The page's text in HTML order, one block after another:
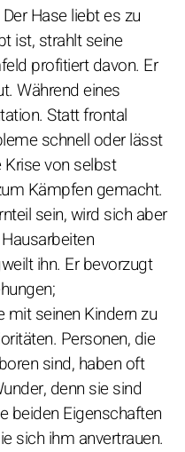
Hase liebt es zu
ist, strahlt seine
profitiert davon. Er
Während eines
Statt frontal
schnell oder lässt
Krise von selbst
Kämpfen gemacht.
sein, wird sich aber
ihn. Er bevorzugt
seinen Kindern zu
Personen, die
sind, haben oft
denn sie sind
beiden Eigenschaften
sich ihm anvertrauen.